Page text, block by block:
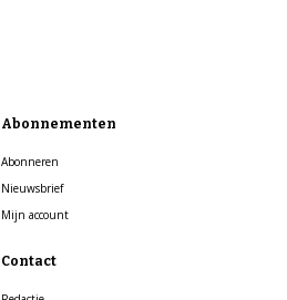
Abonnementen
Abonneren
Nieuwsbrief
Mijn account
Contact